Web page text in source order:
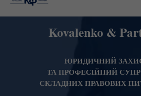
ЮРИДИЧНИЙ
ТА ПРОФЕСІЙНИЙ
СКЛАДНИХ ПРАВОВИХ
Kovalenko &